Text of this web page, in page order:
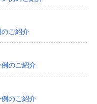
ご紹介
のご紹介
のご紹介